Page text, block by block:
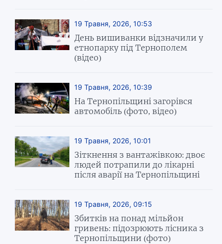
19 Травня, 2026, 10:53
День вишиванки відзначили у
етнопарку під Тернополем
(відео)
19 Травня, 2026, 10:39
На Тернопільщині загорівся
автомобіль (фото, відео)
19 Травня, 2026, 10:01
Зіткнення з вантажівкою: двоє
людей потрапили до лікарні
після аварії на Тернопільщині
19 Травня, 2026, 09:15
Збитків на понад мільйон
гривень: підозрюють лісника з
Тернопільщини (фото)